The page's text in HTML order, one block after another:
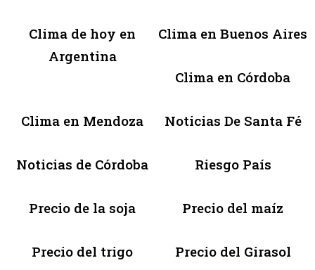
Clima de hoy en
Argentina
Clima en Buenos Aires
Clima en Córdoba
Clima en Mendoza Noticias De Santa Fé
Noticias de Córdoba Riesgo País
Precio de la soja Precio del maíz
Precio del trigo Precio del Girasol